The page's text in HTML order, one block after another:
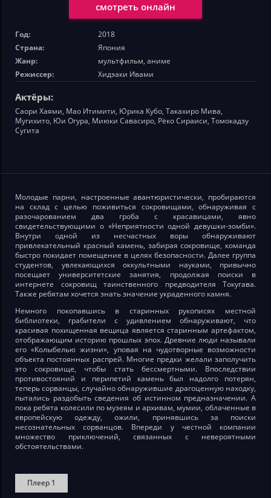
смотреть онлайн
Год:
2018
Страна:
Япония
Жанр:
мультфильм, аниме
Режиссер:
Хидэаки Ивами
Актёры:
Саори Хаями, Мао Итимити, Юрика Кубо, Такахиро Мива,
Мугихито, Юи Огура, Миюки Савасиро, Рёко Сираиси, Томокадзу
Сугита
Молодые парни, настроенные авантюристически, пробираются
на склад с целью поживиться сокровищами, обнаруживая с
разочарованием два гроба с красавицами, явно
свидетельствующими о «Неприятности одной девушки-зомби».
Внутри одной из несчастных воры обнаруживают
привлекательный красный камень, забирая сокровище, команда
быстро покидает помещение в целях безопасности. Далее группа
студентов, увлекающихся оккультными науками, привычно
посещает университетские занятия, продолжая поиски в
интернете сокровищ таинственного предводителя Токугава.
Также ребятам хочется знать значение украденного камня.
Немного покопавшись в старинных рукописях местной
библиотеки, грабители с удивлением обнаруживают, что
красивая похищенная вещица является старинным артефактом,
отображающим историю прошлых эпох. Древние люди называли
его «Колыбелью жизни», уповая на чудотворные возможности
объекта постоянных распрей. Многие предки желали заполучить
это сокровище, чтобы стать бессмертными. Впоследствии
противостояний и перипетий камень был надолго потерян,
теперь сорванцы, случайно обнаружившие драгоценную находку,
пытались раздобыть сведения об истинном предназначении. А
пока ребята колесили по музеям и архивам, мумии, облаченные в
европейскую одежду, ожили, принявшись за поиски
несознательных сорванцов. Впереди у честной компании
множество приключений, связанных с невероятными
обстоятельствами.
Плеер 1